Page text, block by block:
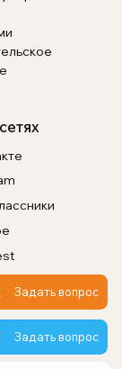
Задать вопрос
Задать вопрос